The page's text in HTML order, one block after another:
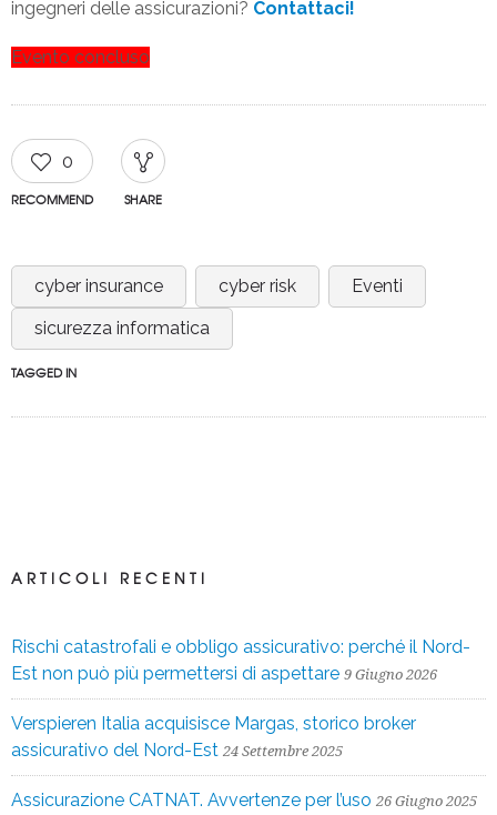
ingegneri delle assicurazioni? Contattaci!
Evento concluso
0
RECOMMEND SHARE
cyber insurance cyber risk
Eventi
sicurezza informatica
TAGGED IN
ARTICOLI RECENTI
Rischi catastrofali e obbligo assicurativo: perché il Nord-
Est non può più permettersi di aspettare 9 Giugno 2026
Verspieren Italia acquisisce Margas, storico broker
assicurativo del Nord-Est 24 Settembre 2025
Assicurazione CATNAT. Avvertenze per l’uso 26 Giugno 2025